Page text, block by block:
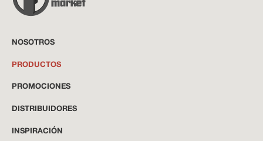
NOSOTROS
PRODUCTOS
PROMOCIONES
DISTRIBUIDORES
INSPIRACIÓN